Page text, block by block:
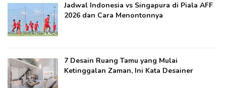
Jadwal Indonesia vs Singapura di Piala AFF
2026 dan Cara Menontonnya
7 Desain Ruang Tamu yang Mulai
Ketinggalan Zaman, Ini Kata Desainer